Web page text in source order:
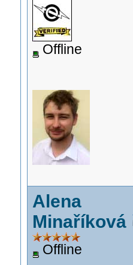
Offline
Alena
Minaříková
Offline